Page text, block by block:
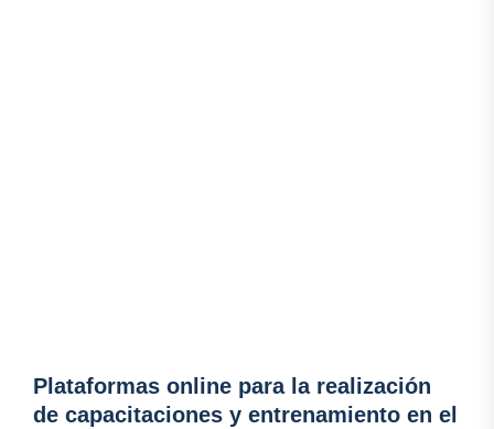
Plataformas online para la realización
de capacitaciones y entrenamiento en el